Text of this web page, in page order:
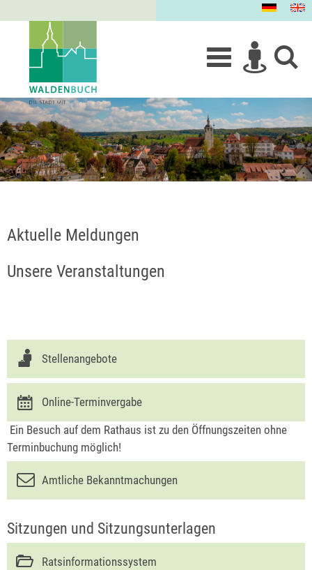
Aktuelle Meldungen
Unsere Veranstaltungen
Stellenangebote
Online-Terminvergabe
Ein Besuch auf dem Rathaus ist zu den Öffnungszeiten ohne
Terminbuchung möglich!
Amtliche Bekanntmachungen
Sitzungen und Sitzungsunterlagen
Ratsinformationssystem